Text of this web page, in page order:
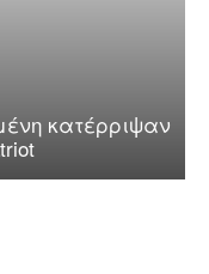
κατέρριψαν